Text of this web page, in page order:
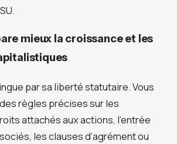
mieux la croissance et les
par sa liberté statutaire. Vous
règles précises sur les
attachés aux actions, l’entrée
les clauses d’agrément ou